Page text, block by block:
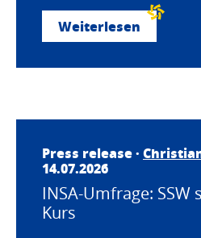
Weiterlesen
Press release ·
14.07.2026
INSA-Umfrage: SSW
Kurs